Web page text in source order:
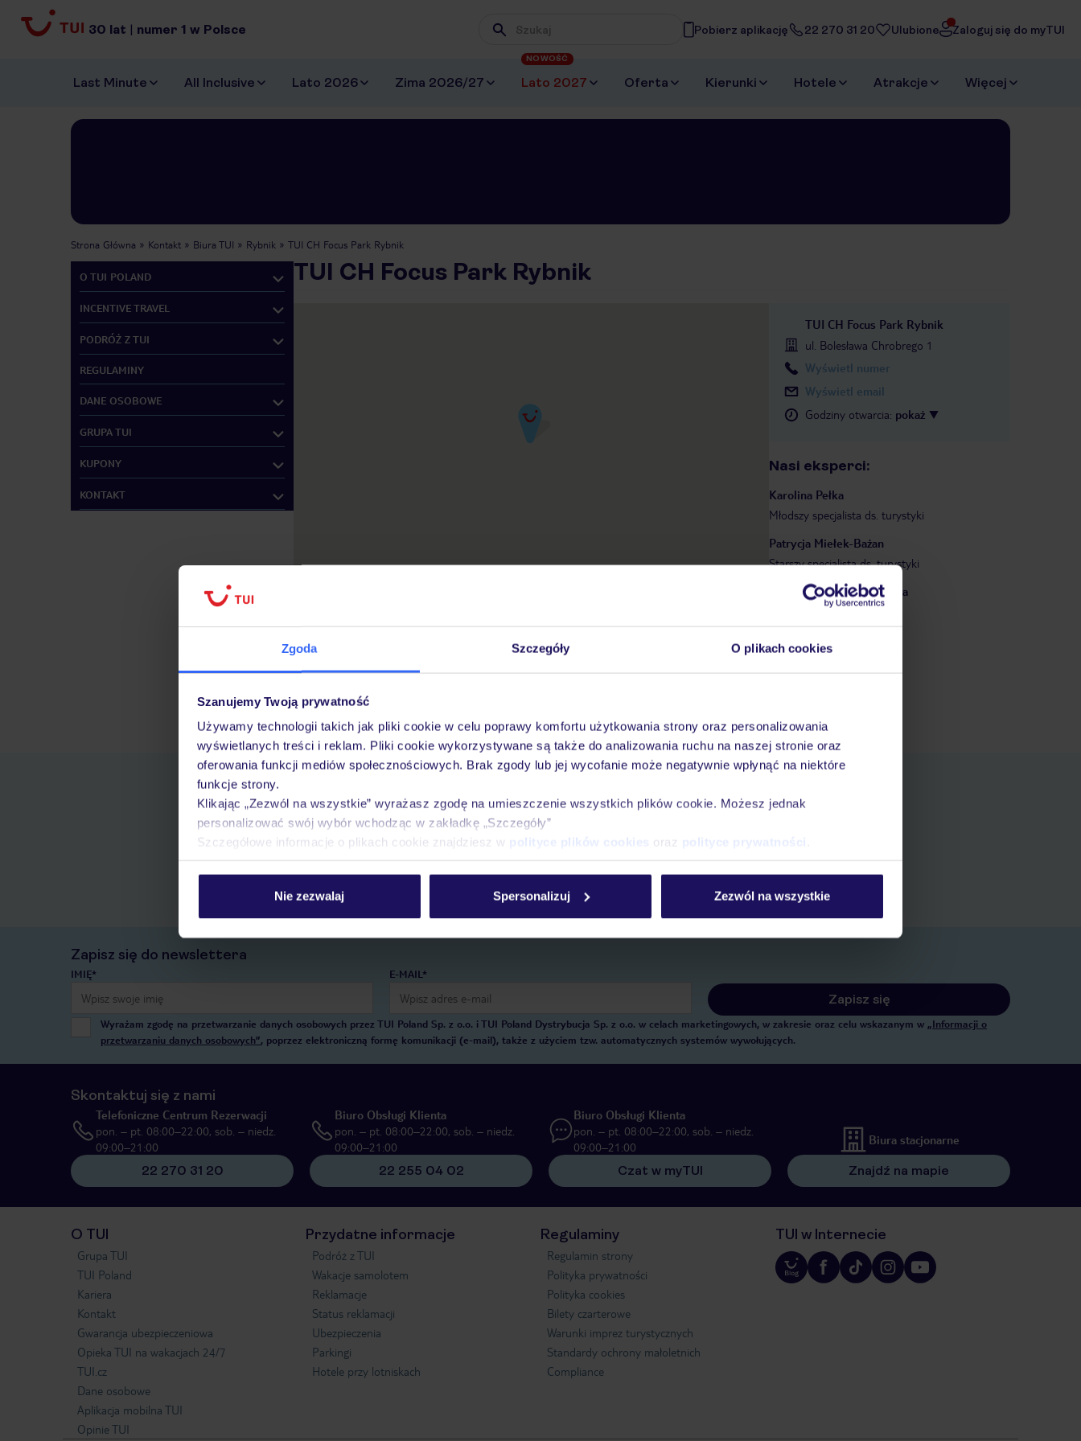
Zgoda Szczegóły O plikach cookies
Szanujemy Twoją prywatność
Używamy technologii takich jak pliki cookie w celu poprawy komfortu użytkowania strony oraz personalizowania
wyświetlanych treści i reklam. Pliki cookie wykorzystywane są także do analizowania ruchu na naszej stronie oraz
oferowania funkcji mediów społecznościowych. Brak zgody lub jej wycofanie może negatywnie wpłynąć na niektóre
funkcje strony.
Klikając „Zezwól na wszystkie” wyrażasz zgodę na umieszczenie wszystkich plików cookie. Możesz jednak
personalizować swój wybór wchodząc w zakładkę „Szczegóły”
Szczegółowe informacje o plikach cookie znajdziesz w polityce plików cookies oraz polityce prywatności
Nie zezwalaj Spersonalizuj Zezwól na wszystkie
30 lat | numer 1 w Polsce Wpisz frazę, której szukasz
Pobierz aplikację 22 270 31 20 Ulubione Zaloguj się do myTUI
Last Minute All Inclusive Lato 2026 Zima 2026/27 Lato 2027
NOWOŚĆ
Oferta Kierunki Hotele Atrakcje Więcej
Strona Główna Kontakt Biura TUI Rybnik TUI CH Focus Park Rybnik
O TUI POLAND
INCENTIVE TRAVEL
PODRÓŻ Z TUI
REGULAMINY
DANE OSOBOWE
GRUPA TUI
KUPONY
KONTAKT
TUI CH Focus Park Rybnik
TUI CH Focus Park Rybnik
ul. Bolesława Chrobrego 1
Wyświetl numer
Wyświetl email
Godziny otwarcia: pokaż
Nasi eksperci:
Karolina Pełka
Młodszy specjalista ds. turystyki
Patrycja Miełek-Bażan
Starszy specjalista ds. turystyki
Karolina Lepiarczyk-Bierza
Kierownik biura
Znajdź inne Biuro Podróży TUI w Twojej okolicy
Szybkie wyszukiwanie i przeglądanie ofert
Lista ulubionych ofert i możliwość ich udostępniania
Kontakt z TUI i wszystkie informacje o Twojej rezerwacji w myTUI
Zapisz się do newslettera
IMIĘ* E-MAIL*
Zapisz się
Wyrażam zgodę na przetwarzanie danych osobowych przez TUI Poland Sp. z o.o. i TUI Poland Dystrybucja Sp. z o.o. w celach marketingowych, w zakresie oraz celu wskazanym w „Informacji o
przetwarzaniu danych osobowych”, poprzez elektroniczną formę komunikacji (e-mail), także z użyciem tzw. automatycznych systemów wywołujących.
Skontaktuj się z nami
Telefoniczne Centrum Rezerwacji
pon. – pt. 08:00–22:00, sob. – niedz.
09:00–21:00
22 270 31 20
Biuro Obsługi Klienta
pon. – pt. 08:00–22:00, sob. – niedz.
09:00–21:00
22 255 04 02
Biuro Obsługi Klienta
pon. – pt. 08:00–22:00, sob. – niedz.
09:00–21:00
Czat w myTUI
Biura stacjonarne
Znajdź na mapie
O TUI
Grupa TUI
TUI Poland
Kariera
Kontakt
Gwarancja ubezpieczeniowa
Opieka TUI na wakacjach 24/7
TUI.cz
Dane osobowe
Aplikacja mobilna TUI
Opinie TUI
Przydatne informacje
Podróż z TUI
Wakacje samolotem
Reklamacje
Status reklamacji
Ubezpieczenia
Parkingi
Hotele przy lotniskach
Regulaminy
Regulamin strony
Polityka prywatności
Polityka cookies
Bilety czarterowe
Warunki imprez turystycznych
Standardy ochrony małoletnich
Compliance
TUI w Internecie